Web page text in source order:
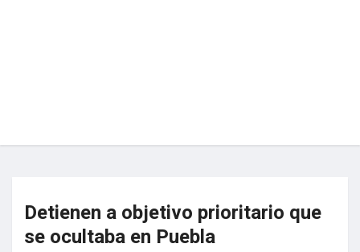
Detienen a objetivo prioritario que
se ocultaba en Puebla